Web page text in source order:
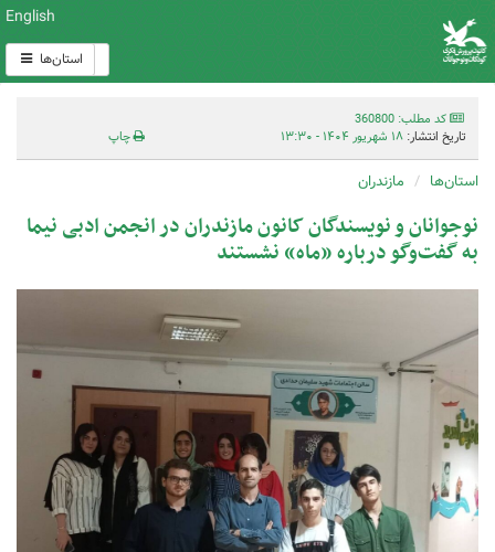
English
استان‌ها
کد مطلب: 360800
تاریخ انتشار: ۱۸ شهریور ۱۴۰۴ - ۱۳:۳۰ چاپ
استان‌ها مازندران
نوجوانان و نویسندگان کانون مازندران در انجمن ادبی نیما
به گفت‌وگو درباره «ماه» نشستند